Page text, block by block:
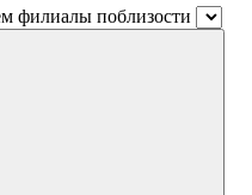
филиалы поблизости